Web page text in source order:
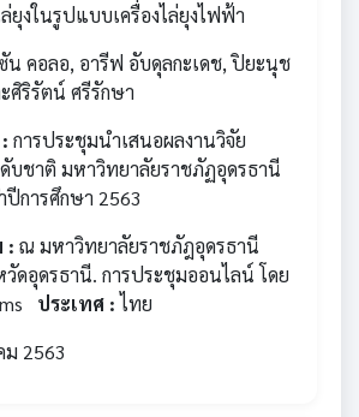
ยุงในรูปแบบเครื่องไล่ยุงไฟฟ้า
น คอลอ, อารีฟ อับดุลกะเดช, ปิยะนุช
ศิริรัตน์ ศรีรักษา
การประชุมนำเสนอผลงานวิจัย
ชาติ มหาวิทยาลัยราชภัฏอุดรธานี
ปีการศึกษา 2563
: ณ มหาวิทยาลัยราชภัฎอุดรธานี
วัดอุดรธานี. การประชุมออนไลน์ โดย
ประเทศ :ไทย
ม 2563